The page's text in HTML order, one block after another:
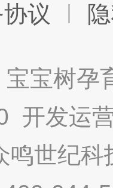
议
宝宝树
开发运
鸣世纪